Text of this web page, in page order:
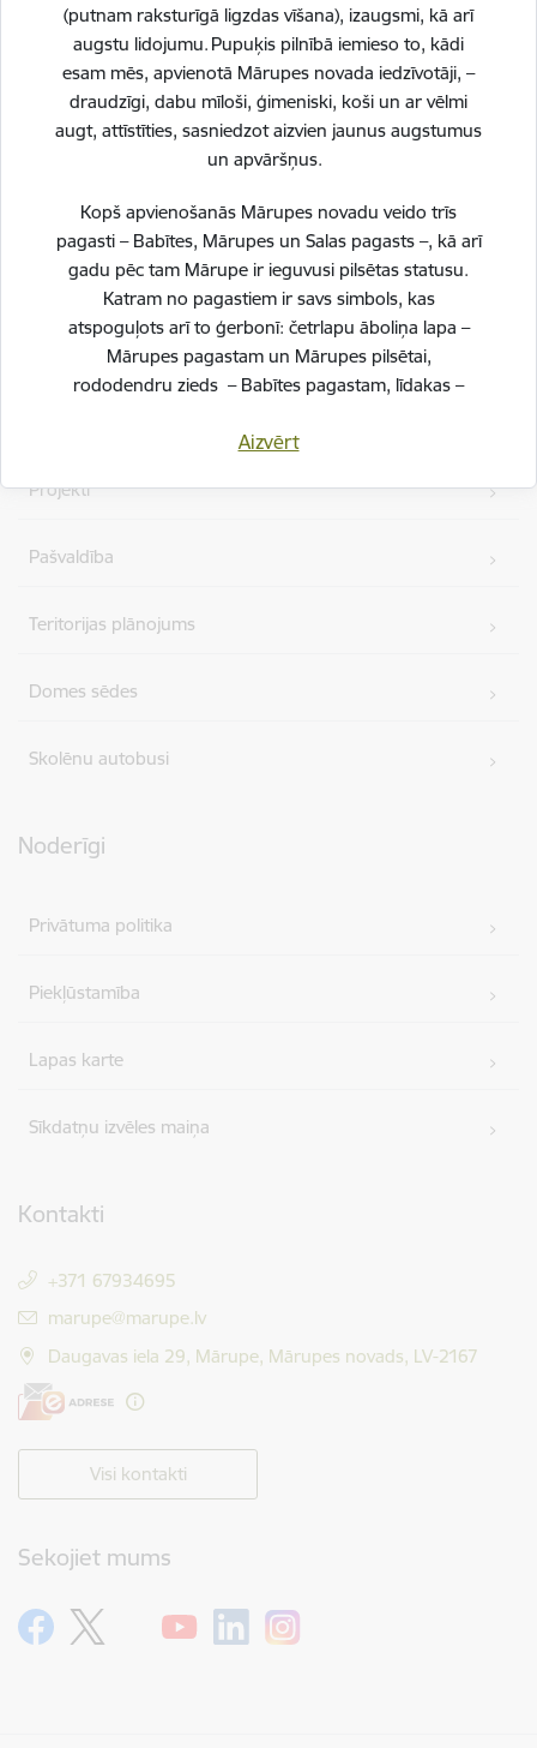
(putnam raksturīgā ligzdas vīšana), izaugsmi, kā arī
augstu lidojumu. Pupuķis pilnībā iemieso to, kādi
esam mēs, apvienotā Mārupes novada iedzīvotāji, –
draudzīgi, dabu mīloši, ģimeniski, koši un ar vēlmi
augt, attīstīties, sasniedzot aizvien jaunus augstumus
un apvāršņus.
Kopš apvienošanās Mārupes novadu veido trīs
pagasti – Babītes, Mārupes un Salas pagasts –, kā arī
gadu pēc tam Mārupe ir ieguvusi pilsētas statusu.
Katram no pagastiem ir savs simbols, kas
atspoguļots arī to ģerbonī: četrlapu āboliņa lapa –
Mārupes pagastam un Mārupes pilsētai,
rododendru zieds – Babītes pagastam, līdakas –
simbolus vienotā, stilizētā vizuālā rakstā – kā stāstu
veidojam vienotu, košu un pilnīgu novadu.
Aizvērt
Piesakies jaunumu saņemšanai savā e-pastā.
Kājene
Ātrās saites
Projekti
Pašvaldība
Teritorijas plānojums
Domes sēdes
Skolēnu autobusi
Noderīgi
Privātuma politika
Piekļūstamība
Lapas karte
Sīkdatņu izvēles maiņa
Kontakti
+371 67934695
E-pasts:
marupe@marupe.lv
Daugavas iela 29, Mārupe, Mārupes novads, LV-2167
Visi kontakti
Sekojiet mums